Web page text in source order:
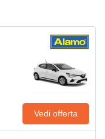
Vedi offerta